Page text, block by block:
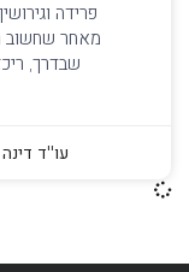
פרידה
מאחר שחשוב
שבדרך,
עו''ד